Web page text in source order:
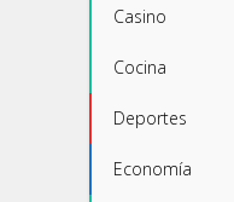
Casino
Cocina
Deportes
Economía